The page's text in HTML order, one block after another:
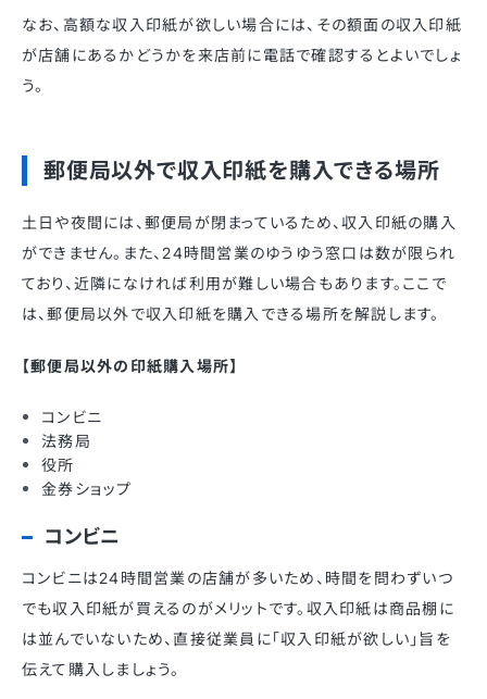
なお、高額な収入印紙が欲しい場合には、その額面の収入印紙
が店舗にあるかどうかを来店前に電話で確認するとよいでしょ
う。
郵便局以外で収入印紙を購入できる場所
土日や夜間には、郵便局が閉まっているため、収入印紙の購入
ができません。また、24時間営業のゆうゆう窓口は数が限られ
ており、近隣になければ利用が難しい場合もあります。ここで
は、郵便局以外で収入印紙を購入できる場所を解説します。
【郵便局以外の印紙購入場所】
コンビニ
法務局
役所
金券ショップ
コンビニ
コンビニは24時間営業の店舗が多いため、時間を問わずいつ
でも収入印紙が買えるのがメリットです。収入印紙は商品棚に
は並んでいないため、直接従業員に「収入印紙が欲しい」旨を
伝えて購入しましょう。